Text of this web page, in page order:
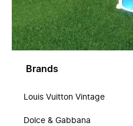
Brands
Louis Vuitton Vintage
Dolce & Gabbana